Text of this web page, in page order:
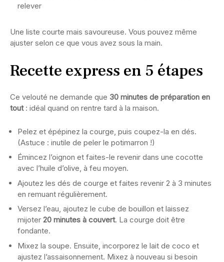
relever
Une liste courte mais savoureuse. Vous pouvez même
ajuster selon ce que vous avez sous la main.
Recette express en 5 étapes
Ce velouté ne demande que 30 minutes de préparation en
tout: idéal quand on rentre tard à la maison.
Pelez et épépinez la courge, puis coupez-la en dés.
(Astuce : inutile de peler le potimarron !)
Émincez l’oignon et faites-le revenir dans une cocotte
avec l’huile d’olive, à feu moyen.
Ajoutez les dés de courge et faites revenir 2 à 3 minutes
en remuant régulièrement.
Versez l’eau, ajoutez le cube de bouillon et laissez
mijoter 20 minutes à couvert. La courge doit être
fondante.
Mixez la soupe. Ensuite, incorporez le lait de coco et
ajustez l’assaisonnement. Mixez à nouveau si besoin